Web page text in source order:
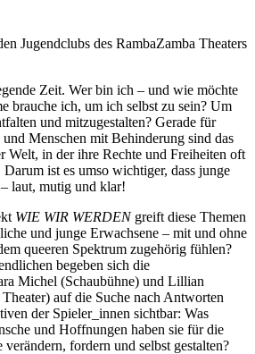
Jugendclubs des RambaZamba Theaters
Zeit. Wer bin ich – und wie möchte
brauche ich, um ich selbst zu sein? Um
und mitzugestalten? Gerade für
Menschen mit Behinderung sind das
Welt, in der ihre Rechte und Freiheiten oft
ist es umso wichtiger, dass junge
laut, mutig und klar!
WIE WIR WERDENgreift diese Themen
und junge Erwachsene – mit und ohne
queeren Spektrum zugehörig fühlen?
begeben sich die
Michel (Schaubühne) und Lillian
auf die Suche nach Antworten
der Spieler_innen sichtbar: Was
und Hoffnungen haben sie für die
fordern und selbst gestalten?